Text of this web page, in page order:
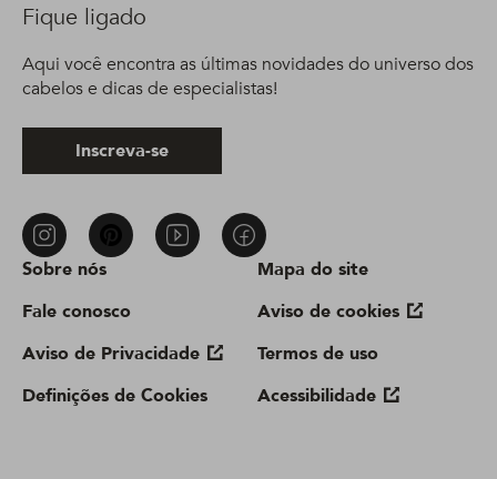
Sobre nós
Fale conosco
Aviso de Privacidade
Definições de Cookies
Mapa do site
Aviso de cookies
Termos de uso
Acessibilidade
Fique ligado
Aqui você encontra as últimas novidades do universo dos
cabelos e dicas de especialistas!
Inscreva-se